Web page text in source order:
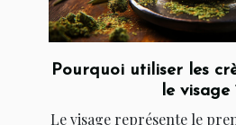
Pourquoi utiliser les
le visage
Le visage représente le